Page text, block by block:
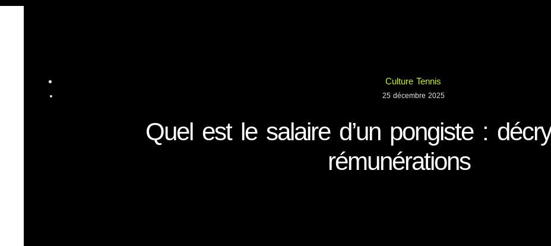
Culture Tennis
25 décembre 2025
Quel est le salaire d’un pongiste :
rémunérations